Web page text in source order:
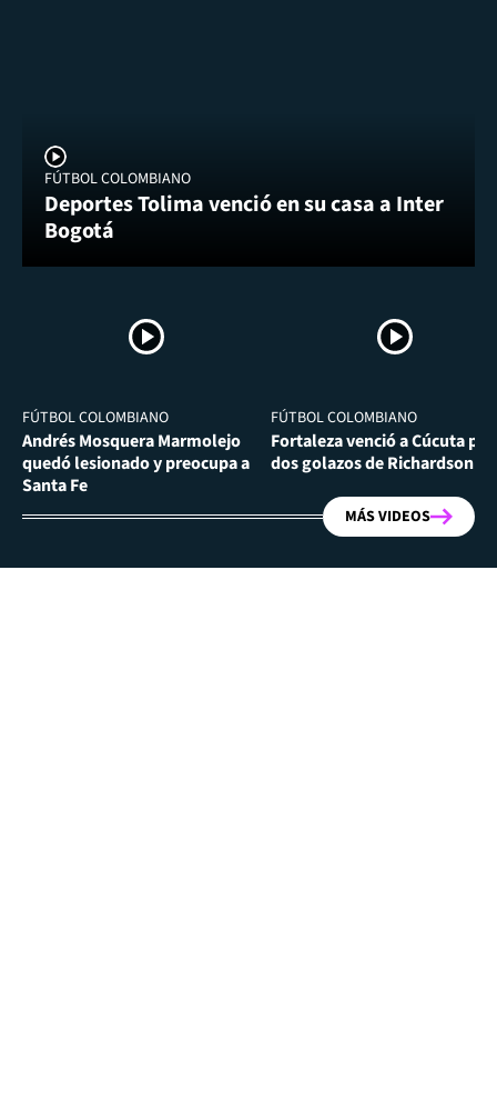
FÚTBOL COLOMBIANO
Deportes Tolima venció en su casa a Inter
Bogotá
FÚTBOL COLOMBIANO
Andrés Mosquera Marmolejo
quedó lesionado y preocupa a
Santa Fe
FÚTBOL COLOMBIANO
Fortaleza venció a Cúcuta por
dos golazos de Richardson
MÁS VIDEOS